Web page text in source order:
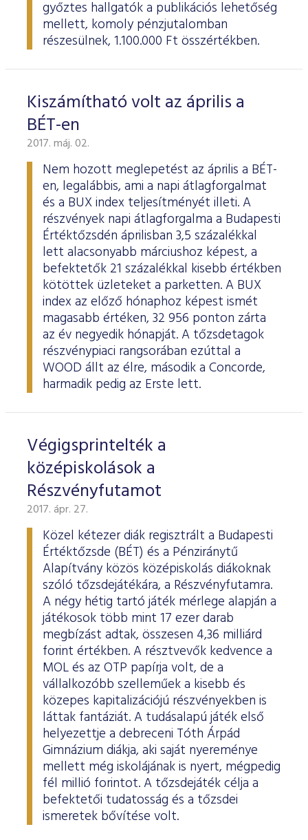
győztes hallgatók a publikációs lehetőség
mellett, komoly pénzjutalomban
részesülnek, 1.100.000 Ft összértékben.
Kiszámítható volt az április a
BÉT-en
2017. máj. 02.
Nem hozott meglepetést az április a BÉT-
en, legalábbis, ami a napi átlagforgalmat
és a BUX index teljesítményét illeti. A
részvények napi átlagforgalma a Budapesti
Értéktőzsdén áprilisban 3,5 százalékkal
lett alacsonyabb márciushoz képest, a
befektetők 21 százalékkal kisebb értékben
kötöttek üzleteket a parketten. A BUX
index az előző hónaphoz képest ismét
magasabb értéken, 32 956 ponton zárta
az év negyedik hónapját. A tőzsdetagok
részvénypiaci rangsorában ezúttal a
WOOD állt az élre, második a Concorde,
harmadik pedig az Erste lett.
Végigsprintelték a
középiskolások a
Részvényfutamot
2017. ápr. 27.
Közel kétezer diák regisztrált a Budapesti
Értéktőzsde (BÉT) és a Pénziránytű
Alapítvány közös középiskolás diákoknak
szóló tőzsdejátékára, a Részvényfutamra.
A négy hétig tartó játék mérlege alapján a
játékosok több mint 17 ezer darab
megbízást adtak, összesen 4,36 milliárd
forint értékben. A résztvevők kedvence a
MOL és az OTP papírja volt, de a
vállalkozóbb szelleműek a kisebb és
közepes kapitalizációjú részvényekben is
láttak fantáziát. A tudásalapú játék első
helyezettje a debreceni Tóth Árpád
Gimnázium diákja, aki saját nyereménye
mellett még iskolájának is nyert, mégpedig
fél millió forintot. A tőzsdejáték célja a
befektetői tudatosság és a tőzsdei
ismeretek bővítése volt.